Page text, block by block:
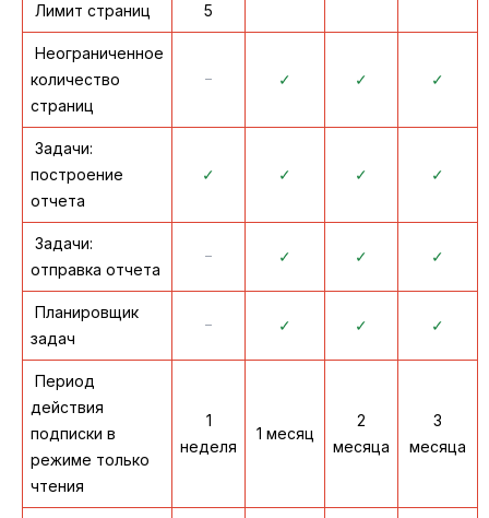
Лимит страниц 5
Неограниченное
количество
страниц
᠆ ✓ ✓ ✓
Задачи:
построение
отчета
✓ ✓ ✓ ✓
Задачи:
отправка отчета
᠆ ✓ ✓ ✓
Планировщик
задач
᠆ ✓ ✓ ✓
Период
действия
подписки в
режиме только
чтения
1
неделя
1 месяц
2
месяца
3
месяца